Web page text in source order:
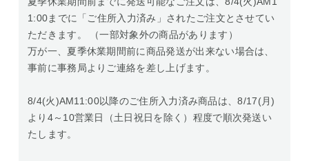
1:00までに「ご住所入力済み」されたご注文とさせてい
ただきます。 （一部対象外の商品があります）
万が一、夏季休業期間前に商品発送が出来ない場合は、
事前に事務局よりご連絡を差し上げます。
8/4(火)AM11:00以降のご住所入力済み商品は、8/17(月)
より4～10営業日（土日祝日を除く）程度で順次発送い
たします。